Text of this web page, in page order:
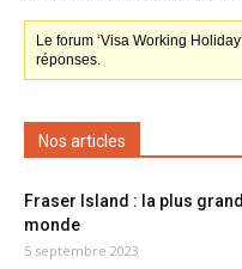
Le forum ‘Visa Working
réponses.
Nos articles
Fraser Island : la plus
monde
5 septembre 2023